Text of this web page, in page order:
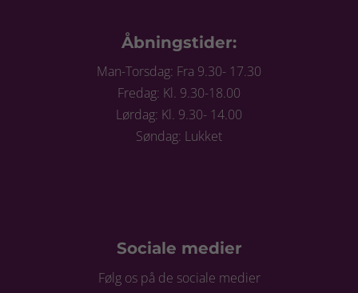
Åbningstider:
Man-Torsdag: Fra 9.30- 17.30
Fredag: Kl. 9.30-18.00
Lørdag: Kl. 9.30- 14.00
Søndag: Lukket
Sociale medier
Følg os på de sociale medier